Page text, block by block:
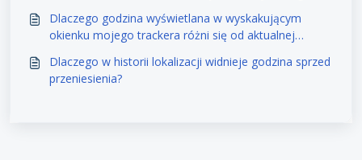
Dlaczego godzina wyświetlana w wyskakującym
okienku mojego trackera różni się od aktualnej
Dlaczego w historii lokalizacji widnieje godzina sprzed
przeniesienia?